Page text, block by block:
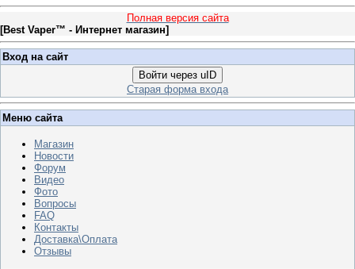
Полная версия сайта
[Best Vaper™ - Интернет магазин]
Вход на сайт
Войти через uID
Старая форма входа
Меню сайта
Магазин
Новости
Форум
Видео
Фото
Вопросы
FAQ
Контакты
Доставка\Оплата
Отзывы